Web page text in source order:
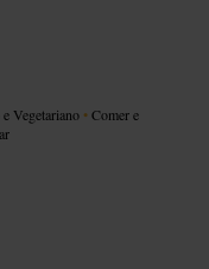
Vegetariano •Comer e